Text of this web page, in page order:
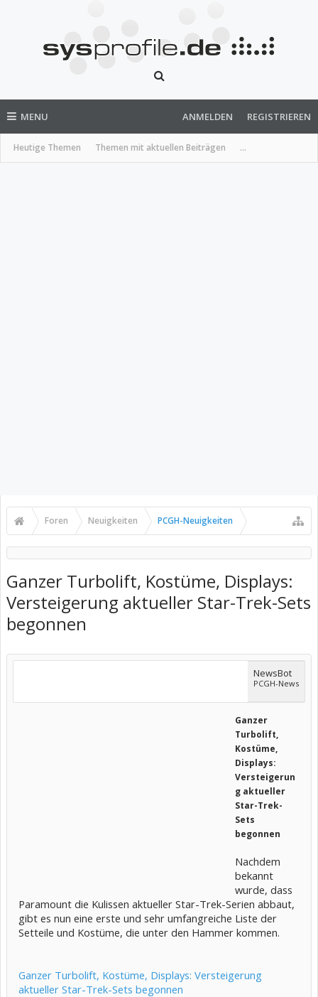
MENU
Heutige Themen Themen mit aktuellen Beiträgen ...
ANMELDEN REGISTRIEREN
Foren Neuigkeiten PCGH-Neuigkeiten
Ganzer Turbolift, Kostüme, Displays:
Versteigerung aktueller Star-Trek-Sets
begonnen
NewsBot
PCGH-News
Ganzer
Turbolift,
Kostüme,
Displays:
Versteigerun
g aktueller
Star-Trek-
Sets
begonnen
Nachdem
bekannt
wurde, dass
Paramount die Kulissen aktueller Star-Trek-Serien abbaut,
gibt es nun eine erste und sehr umfangreiche Liste der
Setteile und Kostüme, die unter den Hammer kommen.
Ganzer Turbolift, Kostüme, Displays: Versteigerung
aktueller Star-Trek-Sets begonnen